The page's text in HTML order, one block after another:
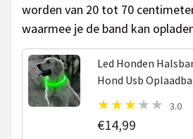
worden van 20 tot 70
waarmee je de band kan
Led Honden
Hond Usb
- Extra Small tm
Universeel -
Licht - Honden...
3.0
€14,99